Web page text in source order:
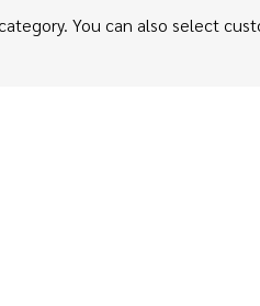
You can also select